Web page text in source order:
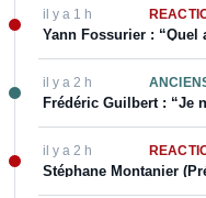
il y a 1 h
Yann Fossurier : “Quel
il y a 2 h
Frédéric Guilbert : “Je
il y a 2 h
Stéphane Montanier